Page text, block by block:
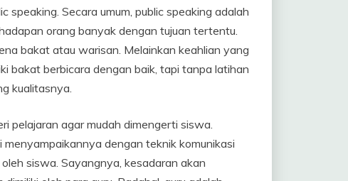
Secara umum, public speaking adalah
orang banyak dengan tujuan tertentu.
bakat atau warisan. Melainkan keahlian yang
bakat berbicara dengan baik, tapi tanpa latihan
kualitasnya.
pelajaran agar mudah dimengerti siswa.
menyampaikannya dengan teknik komunikasi
siswa. Sayangnya, kesadaran akan